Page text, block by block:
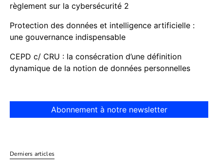
règlement sur la cybersécurité 2
Protection des données et intelligence artificielle :
une gouvernance indispensable
CEPD c/ CRU : la consécration d’une définition
dynamique de la notion de données personnelles
Abonnement à notre newsletter
Derniers articles